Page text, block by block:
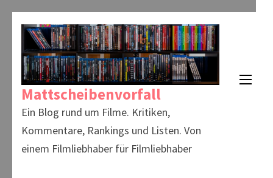
springen
(Enter
drücken)
Mattscheibenvorfall
Ein Blog rund um Filme. Kritiken,
Kommentare, Rankings und Listen. Von
einem Filmliebhaber für Filmliebhaber